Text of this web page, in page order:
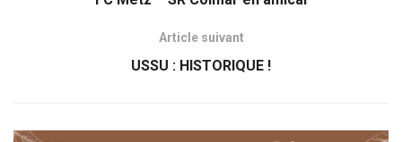
Article suivant
USSU : HISTORIQUE !